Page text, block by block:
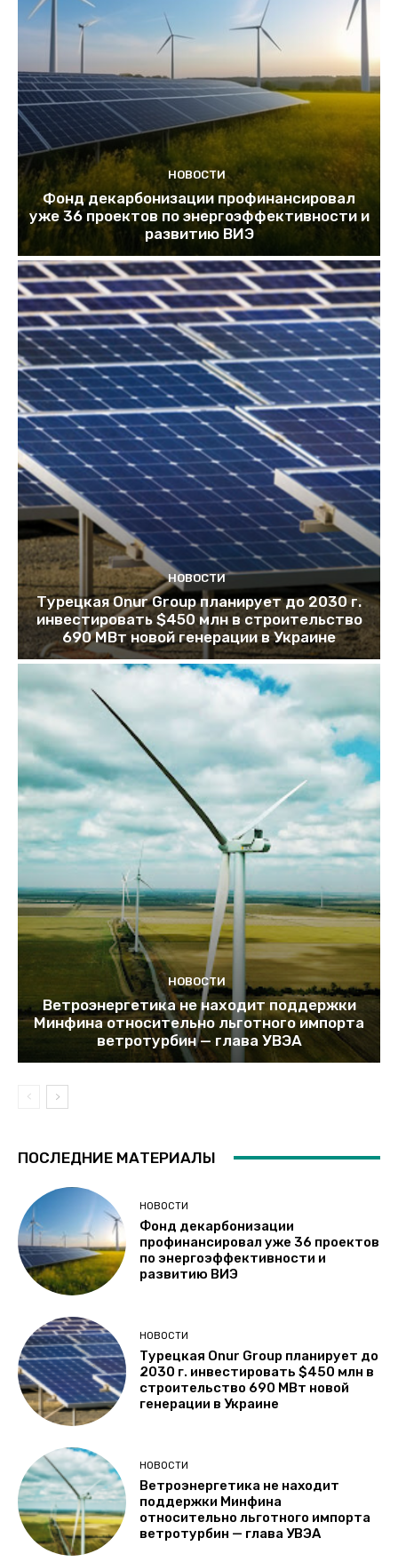
НОВОСТИ
Фонд декарбонизации профинансировал
уже 36 проектов по энергоэффективности и
развитию ВИЭ
НОВОСТИ
Турецкая Onur Group планирует до 2030 г.
инвестировать $450 млн в строительство
690 МВт новой генерации в Украине
НОВОСТИ
Ветроэнергетика не находит поддержки
Минфина относительно льготного импорта
ветротурбин — глава УВЭА
ПОСЛЕДНИЕ МАТЕРИАЛЫ
НОВОСТИ
Фонд декарбонизации
профинансировал уже 36 проектов
по энергоэффективности и
развитию ВИЭ
НОВОСТИ
Турецкая Onur Group планирует до
2030 г. инвестировать $450 млн в
строительство 690 МВт новой
генерации в Украине
НОВОСТИ
Ветроэнергетика не находит
поддержки Минфина
относительно льготного импорта
ветротурбин — глава УВЭА